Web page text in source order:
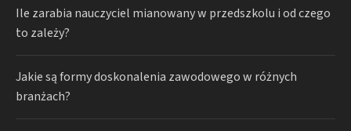
Ile zarabia nauczyciel mianowany w przedszkolu i od czego
to zależy?
Jakie są formy doskonalenia zawodowego w różnych
branżach?